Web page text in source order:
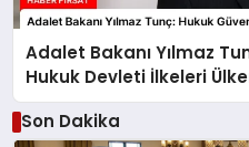
Adalet Bakanı Yılmaz
Hukuk Devleti İlkeleri
Son Dakika